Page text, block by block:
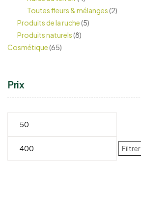
Toutes fleurs & mélanges(2)
Produits de la ruche(5)
Produits naturels(8)
Cosmétique(65)
Prix
Filtrer